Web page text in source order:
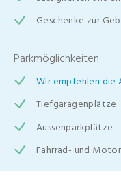
Geschenke zur
Parkmöglichkeiten
Wir empfehlen die
Tiefgaragenplätze
Aussenparkplätze
Fahrrad- und